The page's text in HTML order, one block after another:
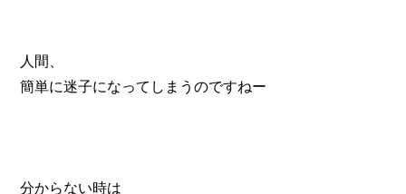
人間、
簡単に迷子になってしまうのですねー
分からない時は